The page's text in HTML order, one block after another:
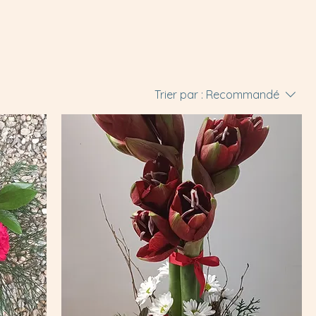
Trier par : Recommandé